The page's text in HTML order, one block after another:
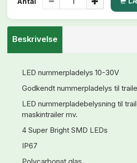
Beskrivelse
LED nummerpladelys 10-30V
Godkendt nummerpladelys til
LED nummerpladebelysning til
maskintrailer mv.
4 Super Bright SMD LEDs
IP67